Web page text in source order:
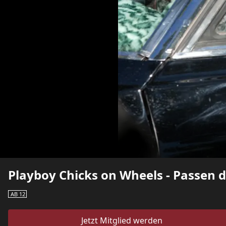
Playboy Chicks on Wheels -
AB 12
Jetzt Mitglied werden